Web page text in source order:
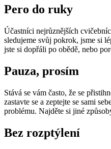
Pero do ruky
Účastníci nejrůznějších
sledujeme svůj pokrok, jsme si
jste si dopřáli po obědě, nebo
Pauza, prosím
Stává se vám často, že se
zastavte se a zeptejte se sami
problému. Najděte si jiné
Bez rozptýlení